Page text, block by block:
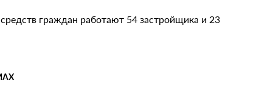
граждан работают 54 застройщика и 23